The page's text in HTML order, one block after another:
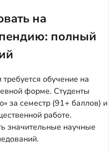
на
полный
обучение на
форме. Студенты
за семестр (91+ баллов) и
работе.
значительные научные